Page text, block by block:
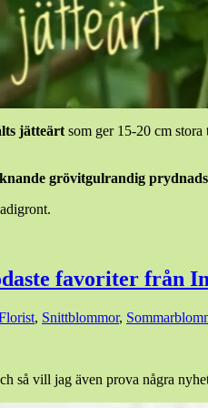
jätteärt som ger 15-20 cm
grövitgulrandig
favoriter från
, Snittblommor,
så vill jag även prova några